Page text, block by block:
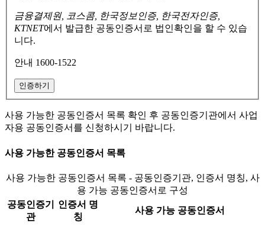
금융결제원, 코스콤, 한국정보인증, 한국전자인증,
KTNET에서 발급한 공동인증서로 법인확인을 할 수 있습
니다.
안내 1600-1522
인증하기
사용 가능한 공동인증서 목록 확인 후 공동인증기관에서 사업
자용 공동인증서를 신청하시기 바랍니다.
사용 가능한 공동인증서 목록
사용 가능한 공동인증서 목록 - 공동인증기관, 인증서 명칭, 사
용 가능 공동인증서로 구성
공동인증기
관
인증서 명
칭
사용 가능 공동인증서